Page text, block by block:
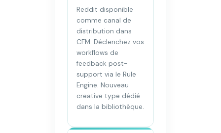
Reddit disponible
comme canal de
distribution dans
CFM. Déclenchez vos
workflows de
feedback post-
support via le Rule
Engine. Nouveau
creative type dédié
dans la bibliothèque.